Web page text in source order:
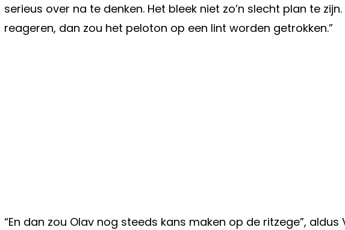
serieus over na te denken. Het bleek niet zo’n slecht plan te
reageren, dan zou het peloton op een lint worden getrokken.”
“En dan zou Olav nog steeds kans maken op de ritzege”,